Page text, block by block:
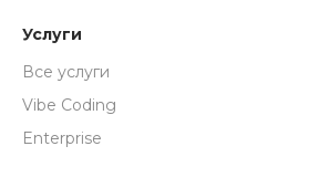
Услуги
Все услуги
Vibe Coding
Enterprise